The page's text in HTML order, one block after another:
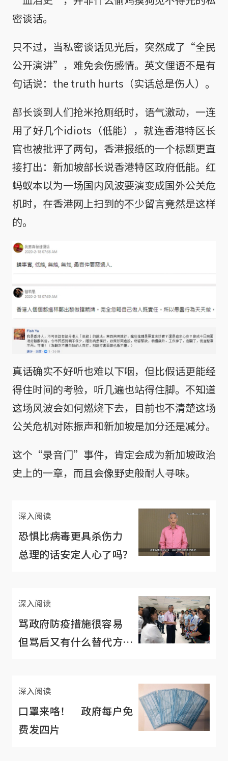
密谈话。
只不过，当私密谈话见光后，突然成了“全民
公开演讲”，难免会伤感情。英文俚语不是有
句话说：the truth hurts（实话总是伤人）。
部长谈到人们抢米抢厕纸时，语气激动，一连
用了好几个idiots（低能），就连香港特区长
官也被批评了两句，香港报纸的一个标题更直
接打出：新加坡部长说香港特区政府低能。红
蚂蚁本以为一场国内风波要演变成国外公关危
机时，在香港网上扫到的不少留言竟然是这样
的。
真话确实不好听也难以下咽，但比假话更能经
得住时间的考验，听几遍也站得住脚。不知道
这场风波会如何燃烧下去，目前也不清楚这场
公关危机对陈振声和新加坡是加分还是减分。
这个“录音门”事件，肯定会成为新加坡政治
史上的一章，而且会像野史般耐人寻味。
深入阅读
恐惧比病毒更具杀伤力
总理的话安定人心了吗？
深入阅读
骂政府防疫措施很容易
但骂后又有什么替代方
深入阅读
口罩来咯！ 政府每户免
费发四片